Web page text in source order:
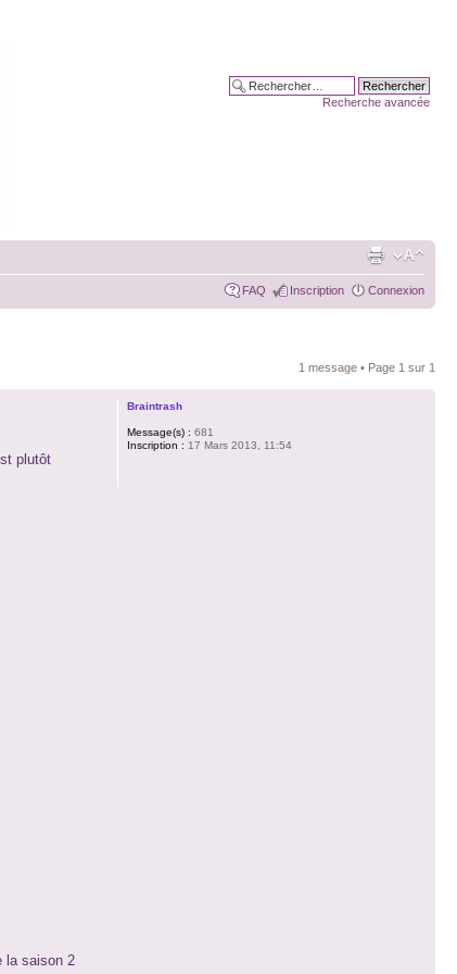
Recherche avancée
FAQ Inscription Connexion
1 message • Page 1 sur 1
plutôt
la saison 2
Braintrash
Message(s) : 681
Inscription : 17 Mars 2013, 11:54